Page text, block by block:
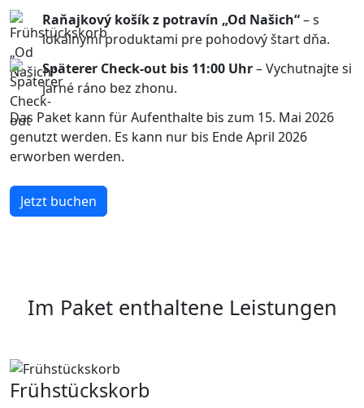
Raňajkový košík z potravín „Od Našich“– s
lokálnymi produktami pre pohodový štart dňa.
Späterer Check-out bis 11:00 Uhr– Vychutnajte si
jarné ráno bez zhonu.
Das Paket kann für Aufenthalte bis zum 15. Mai 2026
genutzt werden. Es kann nur bis Ende April 2026
erworben werden.
Jetzt buchen
Im Paket enthaltene Leistungen
Frühstückskorb